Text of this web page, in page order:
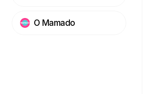
О Mamado